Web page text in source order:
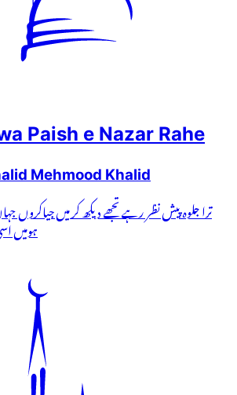
Paish e Nazar Rahe
Mehmood Khalid
ترا جلوہ پیش نظر رہے تجھے دیکھ کر میں جیاکروں
ہومیں